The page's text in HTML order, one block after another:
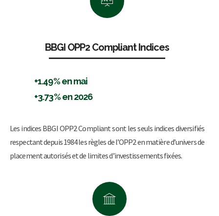
BBGI OPP2 Compliant Indices
+1.49% en mai
+3.73% en 2026
Les indices BBGI OPP2 Compliant sont les seuls indices diversifiés
respectant depuis 1984 les règles de l’OPP2 en matière d’univers de
placement autorisés et de limites d’investissements fixées.